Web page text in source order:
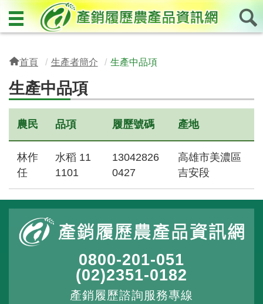
首頁 生產者簡介 生產中品項
生產中品項
農民 品項 履歷號碼 產地
林作
任
水稻 11
1101
13042826
0427
高雄市美濃區
吉安段
0800-201-051
(02)2351-0182
產銷履歷諮詢服務專線